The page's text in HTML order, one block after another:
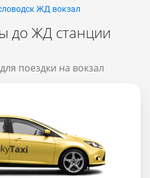
ЖД вокзал
до ЖД станции
поездки на вокзал